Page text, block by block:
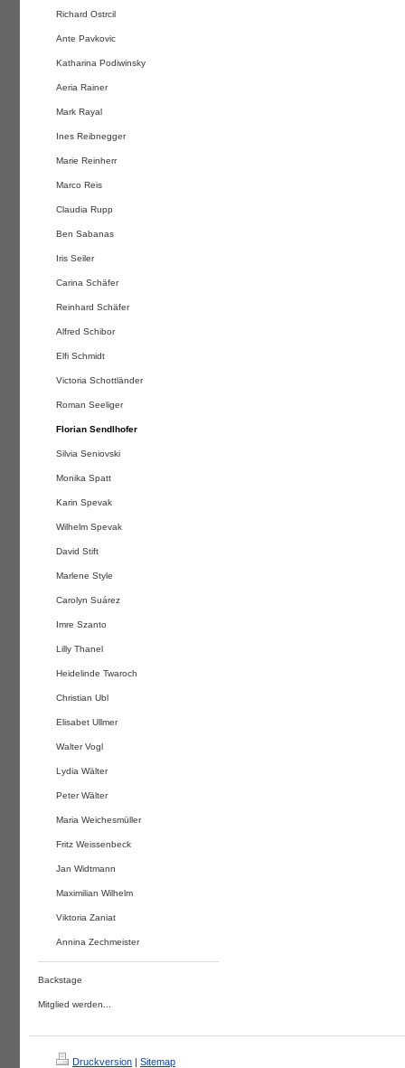
Richard Ostrcil
Ante Pavkovic
Katharina Podiwinsky
Aeria Rainer
Mark Rayal
Ines Reibnegger
Marie Reinherr
Marco Reis
Claudia Rupp
Ben Sabanas
Iris Seiler
Carina Schäfer
Reinhard Schäfer
Alfred Schibor
Elfi Schmidt
Victoria Schottländer
Roman Seeliger
Florian Sendlhofer
Silvia Seniovski
Monika Spatt
Karin Spevak
Wilhelm Spevak
David Stift
Marlene Style
Carolyn Suárez
Imre Szanto
Lilly Thanel
Heidelinde Twaroch
Christian Ubl
Elisabet Ullmer
Walter Vogl
Lydia Wälter
Peter Wälter
Maria Weichesmüller
Fritz Weissenbeck
Jan Widtmann
Maximilian Wilhelm
Viktoria Zaniat
Annina Zechmeister
Backstage
Mitglied werden...
Druckversion | Sitemap